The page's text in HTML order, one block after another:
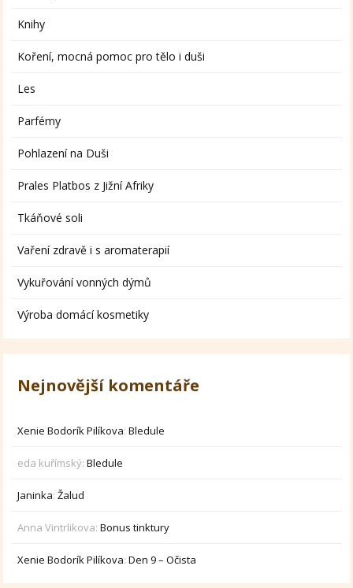
Knihy
Koření, mocná pomoc pro tělo i duši
Les
Parfémy
Pohlazení na Duši
Prales Platbos z Jižní Afriky
Tkáňové soli
Vaření zdravě i s aromaterapií
Vykuřování vonných dýmů
Výroba domácí kosmetiky
Nejnovější komentáře
Xenie Bodorík Pilíkova:Bledule
eda kuřímský:Bledule
Janinka:Žalud
Anna Vintrlikova:Bonus tinktury
Xenie Bodorík Pilíkova:Den 9 – Očista